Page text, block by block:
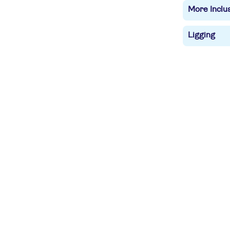
More
Ligging